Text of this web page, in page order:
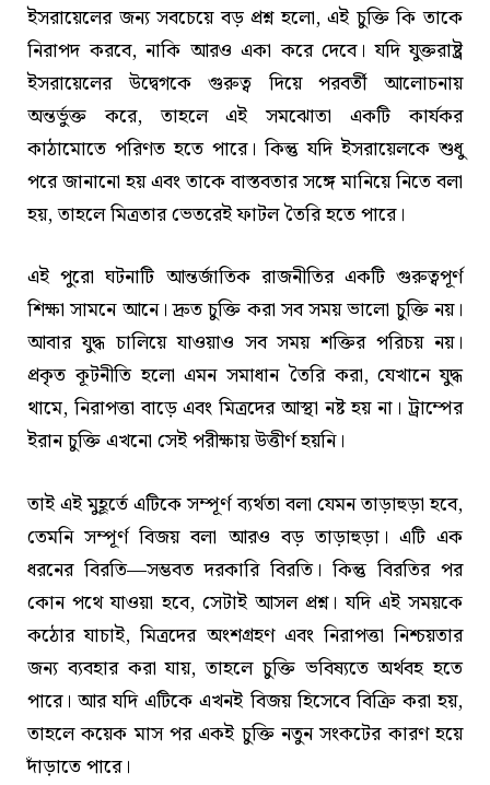
ইসরায়েলের জন্য সবচেয়ে বড় প্রশ্ন হলো, এই চুক্তি কি তাকে
নিরাপদ করবে, নাকি আরও একা করে দেবে। যদি যুক্তরাষ্ট্র
ইসরায়েলের উদ্বেগকে গুরুত্ব দিয়ে পরবর্তী আলোচনায়
অন্তর্ভুক্ত করে, তাহলে এই সমঝোতা একটি কার্যকর
কাঠামোতে পরিণত হতে পারে। কিন্তু যদি ইসরায়েলকে শুধু
পরে জানানো হয় এবং তাকে বাস্তবতার সঙ্গে মানিয়ে নিতে বলা
হয়, তাহলে মিত্রতার ভেতরেই ফাটল তৈরি হতে পারে।
এই পুরো ঘটনাটি আন্তর্জাতিক রাজনীতির একটি গুরুত্বপূর্ণ
শিক্ষা সামনে আনে। দ্রুত চুক্তি করা সব সময় ভালো চুক্তি নয়।
আবার যুদ্ধ চালিয়ে যাওয়াও সব সময় শক্তির পরিচয় নয়।
প্রকৃত কূটনীতি হলো এমন সমাধান তৈরি করা, যেখানে যুদ্ধ
থামে, নিরাপত্তা বাড়ে এবং মিত্রদের আস্থা নষ্ট হয় না। ট্রাম্পের
ইরান চুক্তি এখনো সেই পরীক্ষায় উত্তীর্ণ হয়নি।
তাই এই মুহূর্তে এটিকে সম্পূর্ণ ব্যর্থতা বলা যেমন তাড়াহুড়া হবে,
তেমনি সম্পূর্ণ বিজয় বলা আরও বড় তাড়াহুড়া। এটি এক
ধরনের বিরতি—সম্ভবত দরকারি বিরতি। কিন্তু বিরতির পর
কোন পথে যাওয়া হবে, সেটাই আসল প্রশ্ন। যদি এই সময়কে
কঠোর যাচাই, মিত্রদের অংশগ্রহণ এবং নিরাপত্তা নিশ্চয়তার
জন্য ব্যবহার করা যায়, তাহলে চুক্তি ভবিষ্যতে অর্থবহ হতে
পারে। আর যদি এটিকে এখনই বিজয় হিসেবে বিক্রি করা হয়,
তাহলে কয়েক মাস পর একই চুক্তি নতুন সংকটের কারণ হয়ে
দাঁড়াতে পারে।